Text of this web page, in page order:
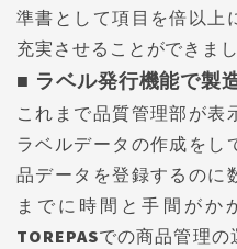
準書として項目を倍以上
充実させることができまし
■ ラベル発行機能で製
これまで品質管理部が表
ラベルデータの作成をし
品データを登録するのに
までに時間と手間がか
TOREPASでの商品管理